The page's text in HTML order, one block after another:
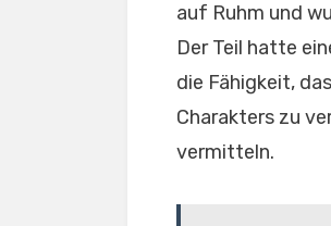
auf Ruhm und
Der Teil hatte
die Fähigkeit,
Charakters zu
vermitteln.